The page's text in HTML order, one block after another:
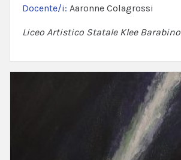
Docente/i: Aaronne Colagrossi
Liceo Artistico Statale Klee Barabino